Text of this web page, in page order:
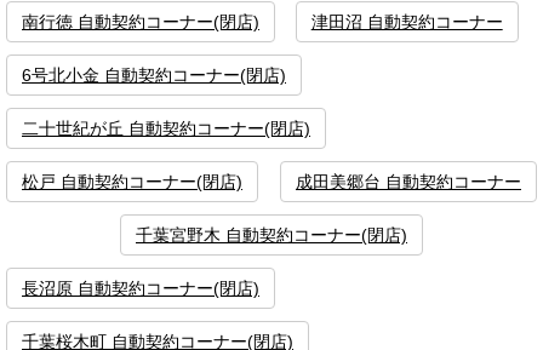
南行徳 自動契約コーナー(閉店) 津田沼 自動契約コーナー
6号北小金 自動契約コーナー(閉店)
二十世紀が丘 自動契約コーナー(閉店)
松戸 自動契約コーナー(閉店) 成田美郷台 自動契約コーナー
千葉宮野木 自動契約コーナー(閉店)
長沼原 自動契約コーナー(閉店)
千葉桜木町 自動契約コーナー(閉店)